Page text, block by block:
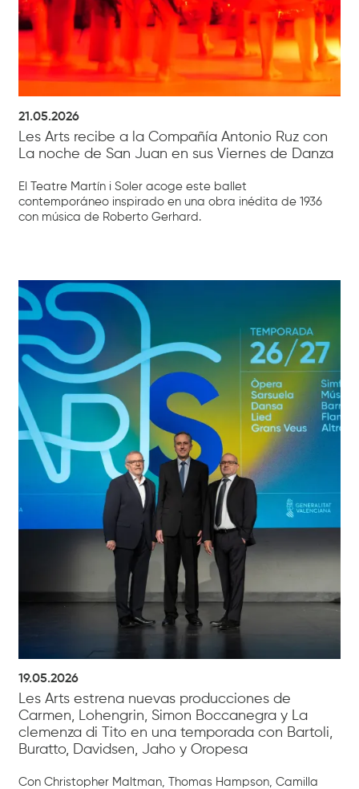
21.05.2026
Les Arts recibe a la Compañía Antonio Ruz con
La noche de San Juan en sus Viernes de Danza
El Teatre Martín i Soler acoge este ballet
contemporáneo inspirado en una obra inédita de 1936
con música de Roberto Gerhard.
19.05.2026
Les Arts estrena nuevas producciones de
Carmen, Lohengrin, Simon Boccanegra y La
clemenza di Tito en una temporada con Bartoli,
Buratto, Davidsen, Jaho y Oropesa
Con Christopher Maltman, Thomas Hampson, Camilla